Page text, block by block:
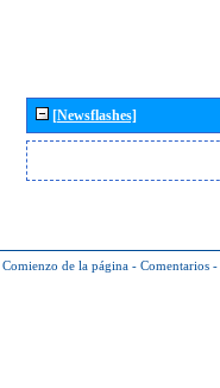
[Newsflashes]
Comienzo de la página - Comentarios -